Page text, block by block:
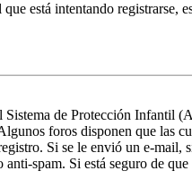
está intentando registrarse,
de Protección Infantil
foros disponen que las
Si se le envió un e-
spam. Si está seguro de